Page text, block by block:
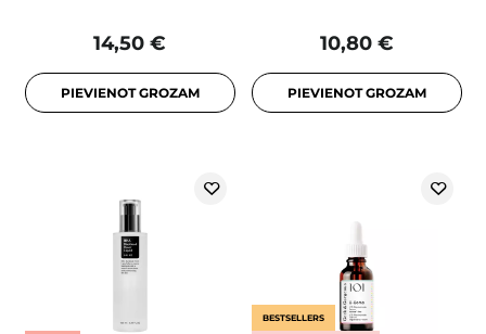
14,50 €
PIEVIENOT GROZAM
10,80 €
PIEVIENOT GROZAM
BESTSELLERS